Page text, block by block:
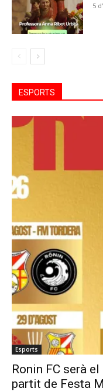
5
ESPORTS
Esports
Ronin FC serà
partit de Festa